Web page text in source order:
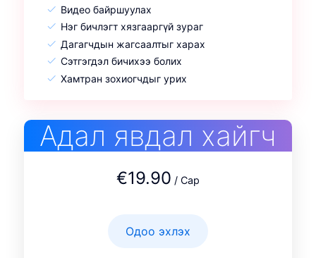
Видео байршуулах
Нэг бичлэгт хязгааргүй зураг
Дагагчдын жагсаалтыг харах
Сэтгэгдэл бичихээ болих
Хамтран зохиогчдыг урих
Адал явдал хайгч
€19.90 / Сар
Одоо эхлэх